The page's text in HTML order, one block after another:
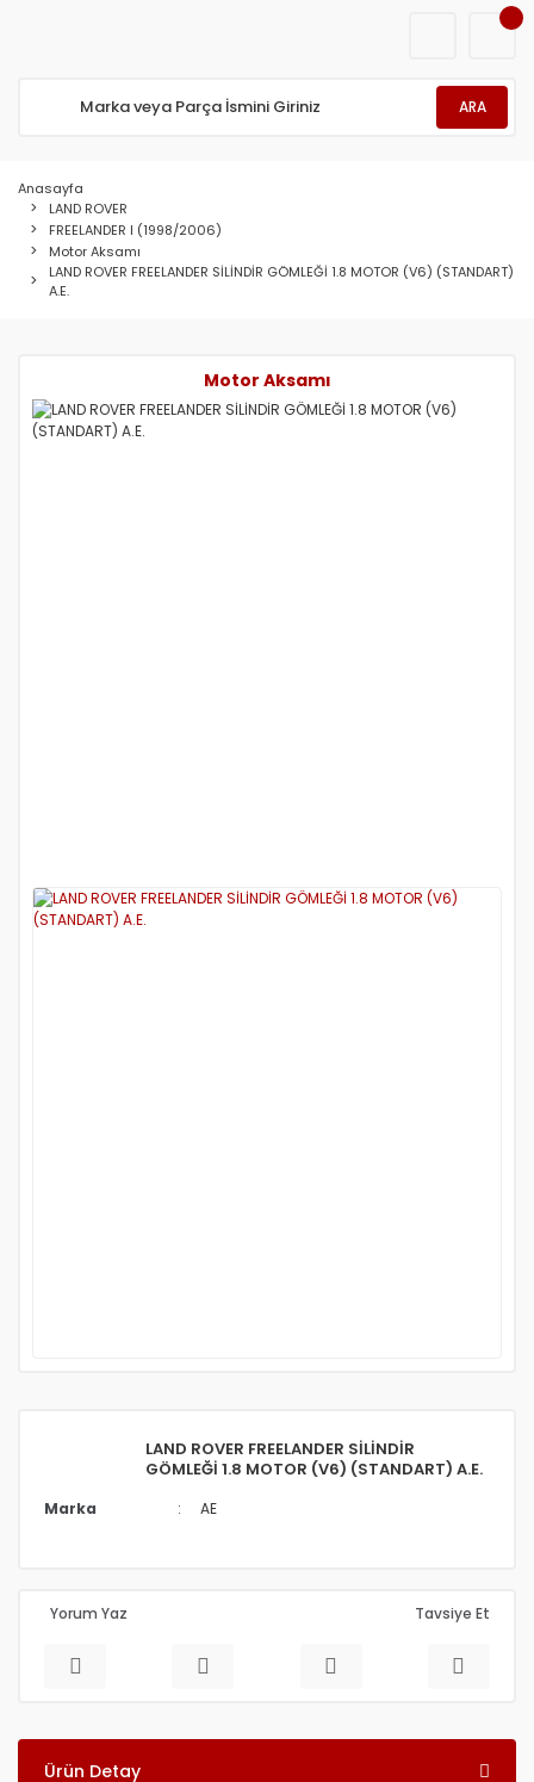
ARA
Anasayfa
LAND ROVER
FREELANDER I (1998/2006)
Motor Aksamı
LAND ROVER FREELANDER SİLİNDİR GÖMLEĞİ 1.8 MOTOR (V6) (STANDART)
A.E.
Motor Aksamı
LAND ROVER FREELANDER SİLİNDİR
GÖMLEĞİ 1.8 MOTOR (V6) (STANDART) A.E.
Marka AE
Yorum Yaz Tavsiye Et
Ürün Detay